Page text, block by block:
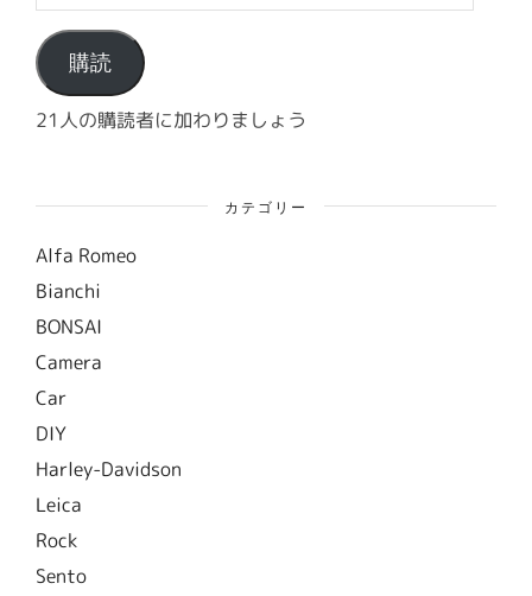
ル
ア
ド
レ
ス
購読
21人の購読者に加わりましょう
カテゴリー
Alfa Romeo
Bianchi
BONSAI
Camera
Car
DIY
Harley-Davidson
Leica
Rock
Sento